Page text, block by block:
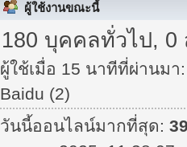
ผู้ใช้งานขณะนี้
180 บุคคลทั่วไป, 0
ผู้ใช้เมื่อ 15 นาทีที่ผ่านมา:
Baidu (2)
วันนี้ออนไลน์มากที่สุด: